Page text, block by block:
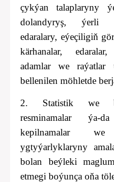
çykýan talaplaryny
dolandyryş, ýerli
edaralary, eýeçiligiň
kärhanalar,
adamlar we
bellenilen möhletde
2. Statistik we
resminamalar ýa-
kepilnamalar
ygtyýarlyklaryny
bolan beýleki
etmegi boýunça oňa